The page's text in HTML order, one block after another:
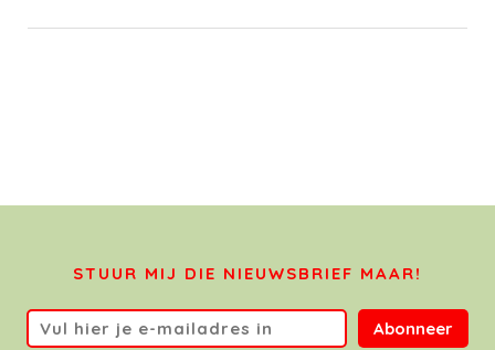
STUUR MIJ DIE NIEUWSBRIEF MAAR!
Abonneer